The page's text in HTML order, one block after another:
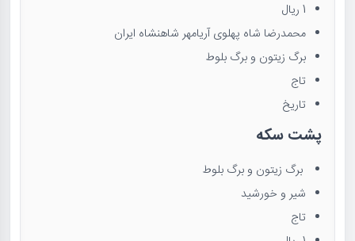
1 ریال
محمدرضا شاه پهلوی آریامهر شاهنشاه ایران
برگ زیتون و برگ بلوط
تاج
تاریخ
پشت سکه
برگ زیتون و برگ بلوط
شیر و خورشید
تاج